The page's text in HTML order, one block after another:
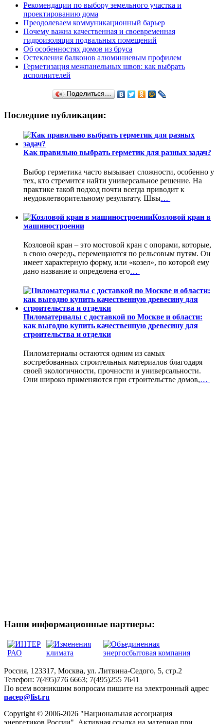
Рекомендации по выбору земельного участка и
проектированию дома
Преодолеваем коммуникационный барьер
Почему важна качественная и своевременная
гидроизоляция подвальных помещений
Об особенностях домов из бруса
Остекления балконов алюминиевым профилем
Герметизация межпанельных швов: как выбрать
исполнителей
Поделиться…
Последние публикации:
Как правильно выбрать герметик для разных задач?
Выбор герметика часто вызывает сложности, особенно у
тех, кто стремится найти универсальное решение. На
практике такой подход почти всегда приводит к
неудовлетворительному результату. Швы…
Козловой кран в
машиностроении
Козловой кран – это мостовой кран с опорами, которые,
в свою очередь, перемещаются по рельсовым путям. Он
имеет характерную форму, или «козел», по которой ему
дано название и определена его…
Пиломатериалы с доставкой по Москве и области:
как выгодно купить качественную древесину для
строительства и отделки
Пиломатериалы остаются одним из самых
востребованных строительных материалов благодаря
своей экологичности, прочности и универсальности.
Они широко применяются при строительстве домов,…
Наши информационные партнеры:
Россия, 123317, Москва, ул. Литвина-Седого, 5, стр.2
Телефон: 7(495)776 6663; 7(495)255 7641
По всем возникшим вопросам пишите на электронный адрес
nacep@list.ru
Copyright © 2006-2026 "Национальная ассоциация